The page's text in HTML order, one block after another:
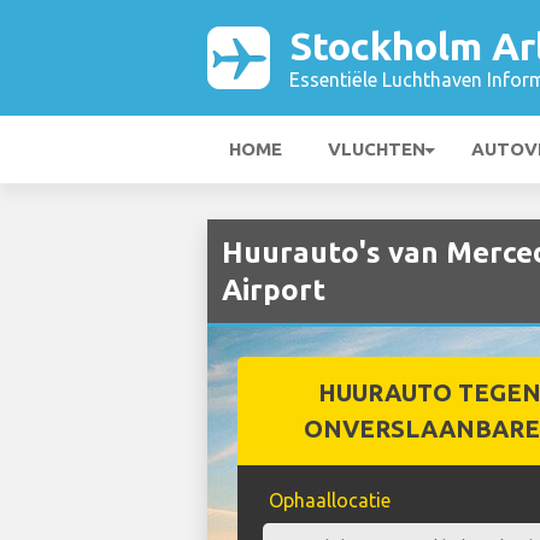
Stockholm
Essentiële Luchthaven
HOME VLUCHTEN
Huurauto's van
Airport
HUURAUTO
Ophaallocatie